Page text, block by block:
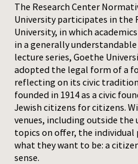
Research
Events
Publications
Media
Press
The Research Center
University participates in the
University, in which
in a generally
lecture series, Goethe
adopted the legal form of a
reflecting on its civic
founded in 1914 as a civic
Jewish citizens for citizens.
venues, including outside
topics on offer, the individual
what they want to be: a
sense.